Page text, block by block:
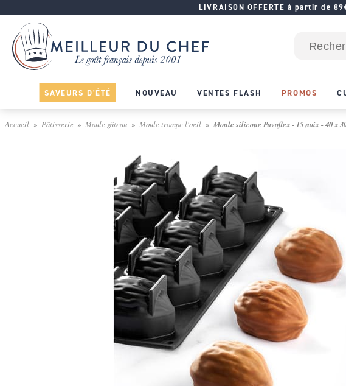
LIVRAISON OFFERTE à partir de
SAVEURS D'ÉTÉ NOUVEAU VENTES FLASH PROMOS
Accueil Pâtisserie Moule gâteau Moule trompe l'oeil Moule silicone Pavoflex - 15 noix - 40 x